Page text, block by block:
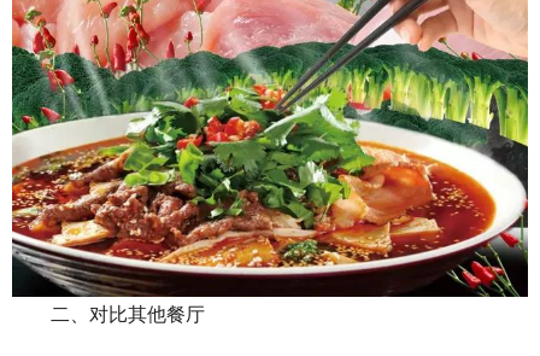
二、对比其他餐厅